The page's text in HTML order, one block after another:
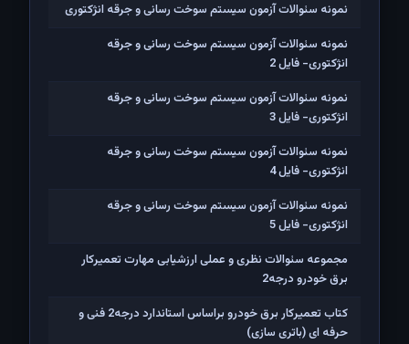
نمونه سئوالات آزمون سیستم سوخت رسانی و جرقه انژکتوری
نمونه سئوالات آزمون سیستم سوخت رسانی و جرقه
انژکتوری- فایل 2
نمونه سئوالات آزمون سیستم سوخت رسانی و جرقه
انژکتوری- فایل 3
نمونه سئوالات آزمون سیستم سوخت رسانی و جرقه
انژکتوری- فایل 4
نمونه سئوالات آزمون سیستم سوخت رسانی و جرقه
انژکتوری- فایل 5
مجموعه سئوالات نظری و عملی ارزشیابی مهارت تعمیرکار
برق خودرو درجه2
کتاب تعمیرکار برق خودرو براساس استاندارد درجه2 فنی و
حرفه ای (باتری سازی)